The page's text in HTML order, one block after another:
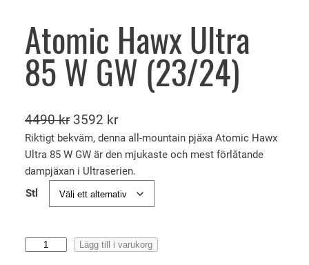
Atomic Hawx Ultra
85 W GW (23/24)
4490kr D
e
t
u
r
p
r
3592 krD
e
t
n
u
a
r
Riktigt bekväm, denna all-mountain pjäxa Atomic Hawx
Ultra 85 W GW är den mjukaste och mest förlåtande
dampjäxan i Ultraserien.
Stl
Lägg till i varukorg